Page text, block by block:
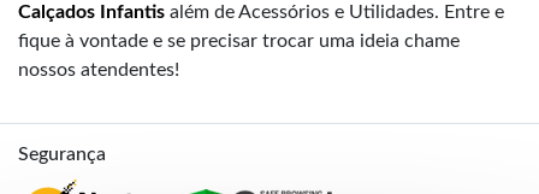
Calçados Infantis além de Acessórios e Utilidades. Entre e
fique à vontade e se precisar trocar uma ideia chame
nossos atendentes!
Segurança